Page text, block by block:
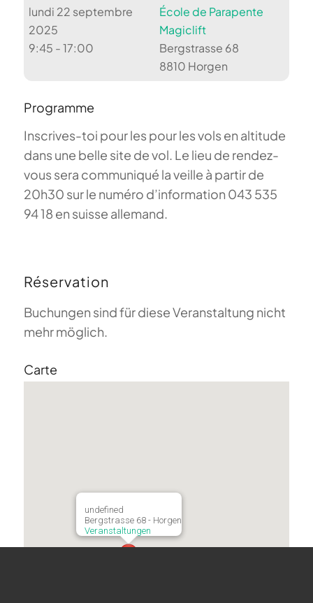
lundi 22 septembre
2025
9:45 - 17:00
École de Parapente
Magiclift
Bergstrasse 68
8810 Horgen
Programme
Inscrives-toi pour les pour les vols en altitude
dans une belle site de vol. Le lieu de rendez-
vous sera communiqué la veille à partir de
20h30 sur le numéro d’information 043 535
94 18 en suisse allemand.
Réservation
Buchungen sind für diese Veranstaltung nicht
mehr möglich.
Carte
undefined
Bergstrasse 68 - Horgen
Veranstaltungen